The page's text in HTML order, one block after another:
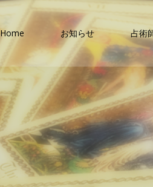
Home お知らせ 占術